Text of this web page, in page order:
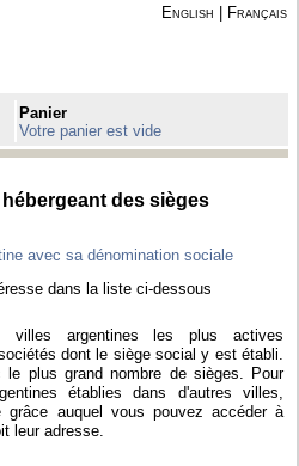
English Français
Panier
Votre panier est vide
des sièges
avec sa dénomination sociale
dans la liste ci-dessous
argentines les plus actives
dont le siège social y est établi.
plus grand nombre de sièges. Pour
établies dans d'autres villes,
auquel vous pouvez accéder à
leur adresse.